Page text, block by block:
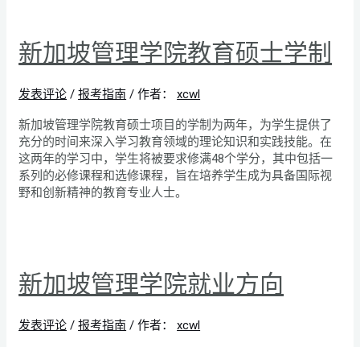
新加坡管理学院教育硕士学制
发表评论 /报考指南 / 作者： xcwl
新加坡管理学院教育硕士项目的学制为两年，为学生提供了
充分的时间来深入学习教育领域的理论知识和实践技能。在
这两年的学习中，学生将被要求修满48个学分，其中包括一
系列的必修课程和选修课程，旨在培养学生成为具备国际视
野和创新精神的教育专业人士。
新加坡管理学院就业方向
发表评论 /报考指南 / 作者： xcwl